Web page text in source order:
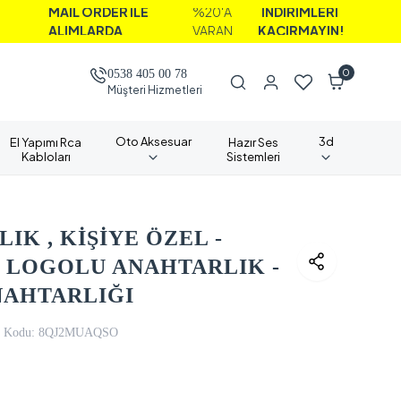
ORDER İLE
%20'A
İNDİRİMLERİ
KAÇIRMAYIN!
0538 405 00 78
Müşteri Hizmetleri
0
El Yapımı Rca
Kabloları
Oto Aksesuar
Hazır Ses
Sistemleri
3d
, KİŞİYE ÖZEL -
ANAHTARLIK -
Kodu: 8QJ2MUAQSO